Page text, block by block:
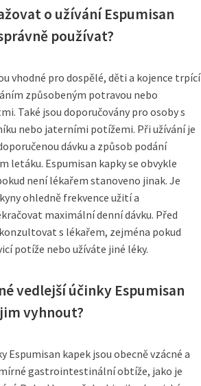
o užívání Espumisan
používat?
vhodné pro dospělé, děti a kojence trpící
způsobeným potravou nebo
Také jsou doporučovány pro osoby s
nebo jaterními potížemi. Při užívání je
dávku a způsob podání
letáku. Espumisan kapky se obvykle
není lékařem stanoveno jinak. Je
ohledně frekvence užití a
maximální denní dávku. Před
s lékařem, zejména pokud
potíže nebo užíváte jiné léky.
vedlejší účinky Espumisan
vyhnout?
Espumisan kapek jsou obecně vzácné a
gastrointestinální obtíže, jako je